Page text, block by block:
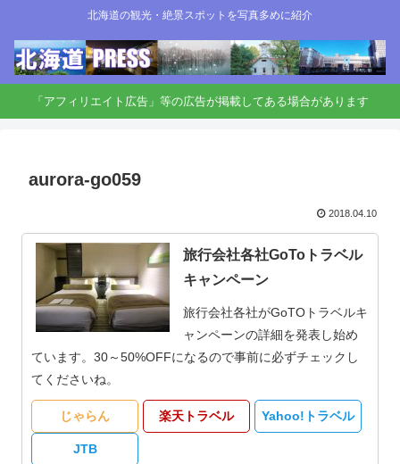
北海道の観光・絶景スポットを写真多めに紹介
「アフィリエイト広告」等の広告が掲載してある場合があります
aurora-go059
2018.04.10
旅行会社各社GoToトラベル
キャンペーン
旅行会社各社がGoTOトラベルキ
ャンペーンの詳細を発表し始め
ています。30～50%OFFになるので事前に必ずチェックし
てくださいね。
じゃらん 楽天トラベル Yahoo!トラベル
JTB